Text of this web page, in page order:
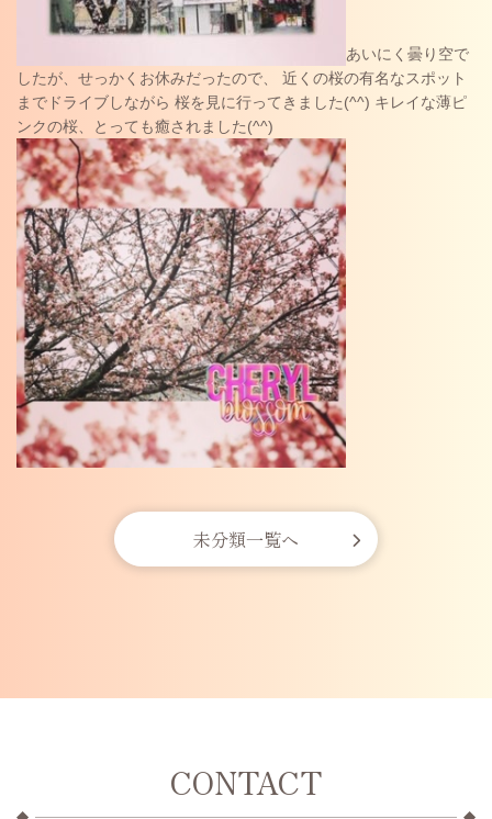
あいにく曇り空で
したが、せっかくお休みだったので、 近くの桜の有名なスポット
までドライブしながら 桜を見に行ってきました(^^) キレイな薄ピ
ンクの桜、とっても癒されました(^^)
未分類一覧へ
CONTACT